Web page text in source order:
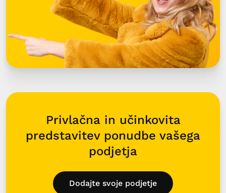
Privlačna in učinkovita
predstavitev ponudbe vašega
podjetja
Dodajte svoje podjetje